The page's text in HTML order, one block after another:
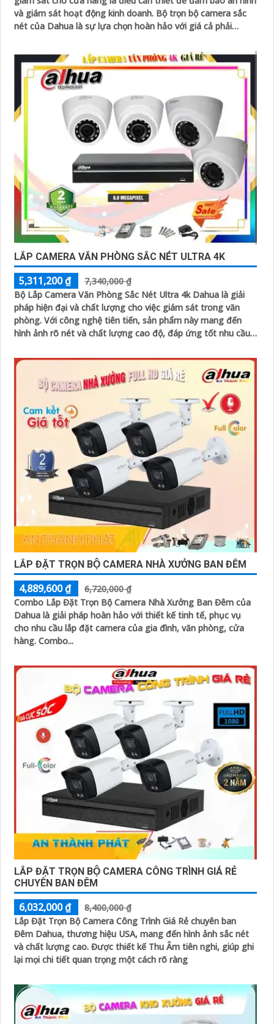
và giám sát hoạt động kinh doanh. Bộ trọn bộ camera sắc
nét của Dahua là sự lựa chọn hoàn hảo với giá cả phải
LẮP CAMERA VĂN PHÒNG SẮC NÉT ULTRA 4K
5,311,200 ₫
7,340,000 ₫
Bộ Lắp Camera Văn Phòng Sắc Nét Ultra 4k Dahua là giải
pháp hiện đại và chất lượng cho việc giám sát trong văn
phòng. Với công nghệ tiên tiến, sản phẩm này mang đến
hình ảnh rõ nét và chất lượng cao độ, đáp ứng tốt nhu cầu
LẮP ĐẶT TRỌN BỘ CAMERA NHÀ XƯỞNG BAN ĐÊM
4,889,600 ₫
6,720,000 ₫
Combo Lắp Đặt Trọn Bộ Camera Nhà Xưởng Ban Đêm của
Dahua là giải pháp hoàn hảo với thiết kế tinh tế, phục vụ
cho nhu cầu lắp đặt camera của gia đình, văn phòng, cửa
hàng. Combo...
LẮP ĐẶT TRỌN BỘ CAMERA CÔNG TRÌNH GIÁ RẺ
CHUYÊN BAN ĐÊM
6,032,000 ₫
8,400,000 ₫
Lắp Đặt Trọn Bộ Camera Công Trình Giá Rẻ chuyên ban
Đêm Dahua, thương hiệu USA, mang đến hình ảnh sắc nét
và chất lượng cao. Được thiết kế Thu Âm tiên nghi, giúp ghi
lại mọi chi tiết quan trọng một cách rõ ràng